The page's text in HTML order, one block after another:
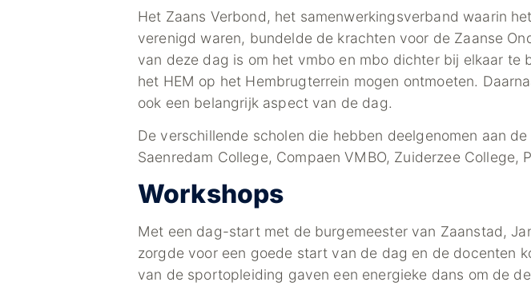
Het Zaans Verbond, het samenwerkingsverband waarin
verenigd waren, bundelde de krachten voor de Zaanse
van deze dag is om het vmbo en mbo dichter bij elkaar
het HEM op het Hembrugterrein mogen ontmoeten.
ook een belangrijk aspect van de dag.
De verschillende scholen die hebben deelgenomen aan
Saenredam College, Compaen VMBO, Zuiderzee College,
Workshops
Met een dag-start met de burgemeester van Zaanstad,
zorgde voor een goede start van de dag en de docenten
van de sportopleiding gaven een energieke dans om de